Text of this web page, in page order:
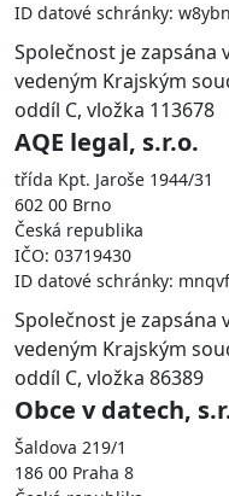
ID datové schránky:
Společnost je zapsána
vedeným Krajským
oddíl C, vložka 113678
AQE legal, s.r.o.
třída Kpt. Jaroše 1944/31
602 00 Brno
Česká republika
IČO: 03719430
ID datové schránky:
Společnost je zapsána
vedeným Krajským
oddíl C, vložka 86389
Obce v datech,
Šaldova 219/1
186 00 Praha 8